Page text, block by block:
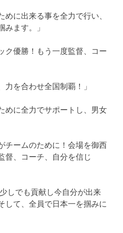
に出来る事を全力で行い、
ます。」
優勝！もう一度監督、コー
を合わせ全国制覇！」
に全力でサポートし、男女
ームのために！会場を御西
督、コーチ、自分を信じ
でも貢献し今自分が出来
して、全員で日本一を掴みに